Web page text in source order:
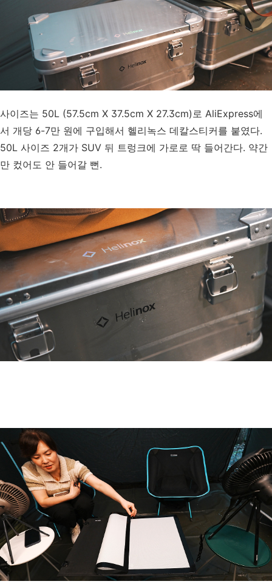
사이즈는 50L (57.5cm X 37.5cm X 27.3cm)로 AliExpress에
서 개당 6-7만 원에 구입해서 헬리녹스 데칼스티커를 붙였다.
50L 사이즈 2개가 SUV 뒤 트렁크에 가로로 딱 들어간다. 약간
만 컸어도 안 들어갈 뻔.